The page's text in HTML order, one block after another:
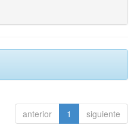
anterior 1 siguiente